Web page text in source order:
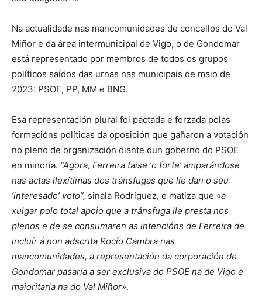
Na actualidade nas mancomunidades de concellos do Val
Miñor e da área intermunicipal de Vigo, o de Gondomar
está representado por membros de todos os grupos
políticos saídos das urnas nas municipais de maio de
2023: PSOE, PP, MM e BNG.
Esa representación plural foi pactada e forzada polas
formacións políticas da oposición que gañaron a votación
no pleno de organización diante dun goberno do PSOE
en minoría. “Agora, Ferreira faise ‘o forte’ amparándose
nas actas ilexítimas dos tránsfugas que lle dan o seu
‘interesado’ voto”, sinala Rodríguez, e matiza que «a
xulgar polo total apoio que a tránsfuga lle presta nos
plenos e de se consumaren as intencións de Ferreira de
incluír á non adscrita Rocío Cambra nas
mancomunidades, a representación da corporación de
Gondomar pasaría a ser exclusiva do PSOE na de Vigo e
maioritaria na do Val Miñor».